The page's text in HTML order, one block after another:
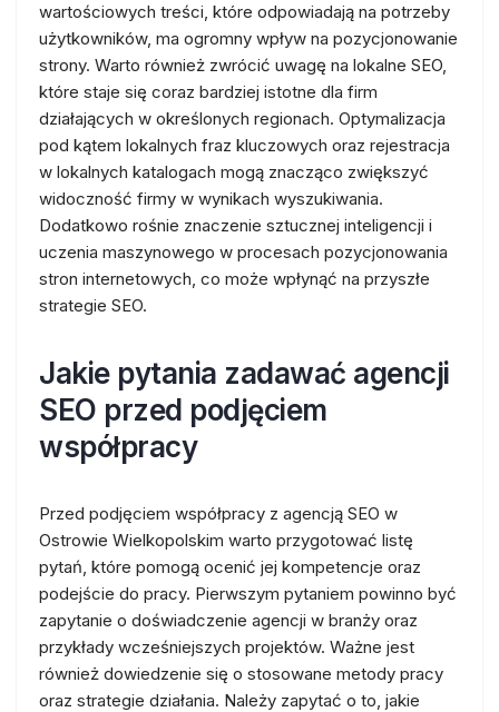
wartościowych treści, które odpowiadają na potrzeby
użytkowników, ma ogromny wpływ na pozycjonowanie
strony. Warto również zwrócić uwagę na lokalne SEO,
które staje się coraz bardziej istotne dla firm
działających w określonych regionach. Optymalizacja
pod kątem lokalnych fraz kluczowych oraz rejestracja
w lokalnych katalogach mogą znacząco zwiększyć
widoczność firmy w wynikach wyszukiwania.
Dodatkowo rośnie znaczenie sztucznej inteligencji i
uczenia maszynowego w procesach pozycjonowania
stron internetowych, co może wpłynąć na przyszłe
strategie SEO.
Jakie pytania zadawać agencji
SEO przed podjęciem
współpracy
Przed podjęciem współpracy z agencją SEO w
Ostrowie Wielkopolskim warto przygotować listę
pytań, które pomogą ocenić jej kompetencje oraz
podejście do pracy. Pierwszym pytaniem powinno być
zapytanie o doświadczenie agencji w branży oraz
przykłady wcześniejszych projektów. Ważne jest
również dowiedzenie się o stosowane metody pracy
oraz strategie działania. Należy zapytać o to, jakie